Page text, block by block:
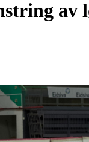
av